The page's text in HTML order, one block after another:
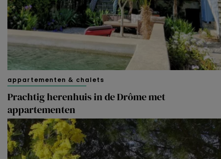
appartementen & chalets
Prachtig herenhuis in de Drôme met
appartementen